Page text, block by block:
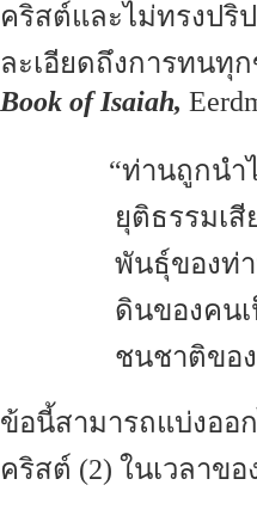
คริสต์และไม่ทรงปริ
ละเอียดถึงการทนทุก
Book of Isaiah,
“ท่านถูกนำ
ยุติธรรมเสี
พันธุ์ของท่
ดินของคนเ
ชนชาติของ
ข้อนี้สามารถแบ่งออ
คริสต์ (2) ในเวลาข